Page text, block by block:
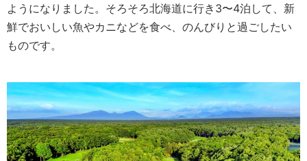
ようになりました。そろそろ北海道に行き3〜4泊して、新
鮮でおいしい魚やカニなどを食べ、のんびりと過ごしたい
ものです。